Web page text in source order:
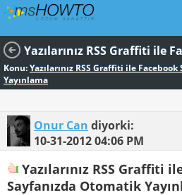
Konu:Yazılarınız RSS Graffiti ile
Yayınlama
Onur Can diyorki:
10-31-201204:06 PM
Yazılarınız RSS Graffiti
Sayfanızda Otomatik